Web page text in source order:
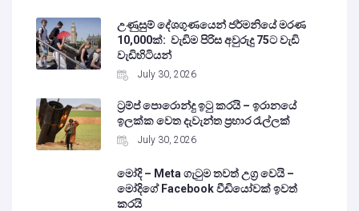
උණුසුම් දේශගුණයෙන් ජර්මනියේ මරණ
10,000ක්: වැඩිම පිරිස අවුරුදු 75ට වැඩි
වැඩිහිටියන්
July 30, 2026
ට්‍රම්ප් පොරොන්දු ඉටු කරයි – ඉරානයේ
ඉලක්ක වෙත දැවැන්ත ප්‍රහාර රැල්ලක්
July 30, 2026
මෝදි – Meta ගැටුම තවත් උග්‍ර වෙයි –
මෝදිගේ Facebook වීඩියෝවක් ඉවත්
කරයි